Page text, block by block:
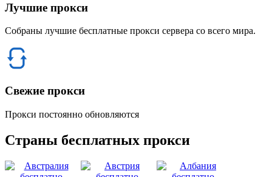
Лучшие прокси
Собраны лучшие бесплатные прокси сервера со всего мира.
Свежие прокси
Прокси постоянно обновляются
Страны бесплатных прокси